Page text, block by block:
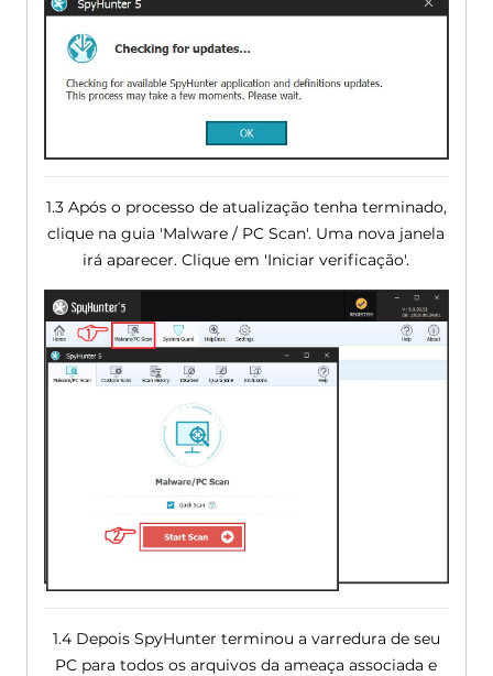
1.3 Após o processo de atualização tenha terminado,
clique na guia 'Malware / PC Scan'. Uma nova janela
irá aparecer. Clique em 'Iniciar verificação'.
1.4 Depois SpyHunter terminou a varredura de seu
PC para todos os arquivos da ameaça associada e